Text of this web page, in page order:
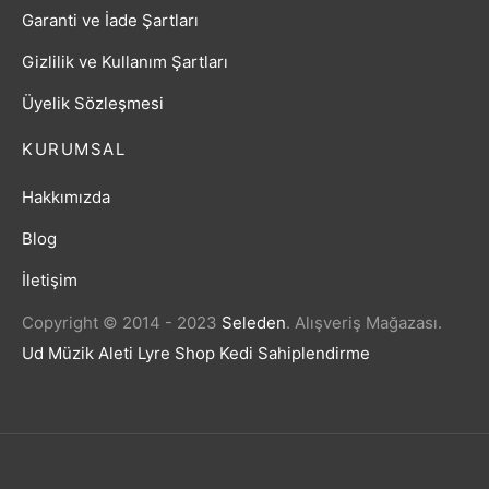
Copyright © 2014 - 2023 Seleden. Alışveriş Mağazası.
Ud Müzik Aleti Lyre Shop Kedi Sahiplendirme
KURUMSAL
Hakkımızda
Blog
İletişim
Garanti ve İade Şartları
Gizlilik ve Kullanım Şartları
Üyelik Sözleşmesi